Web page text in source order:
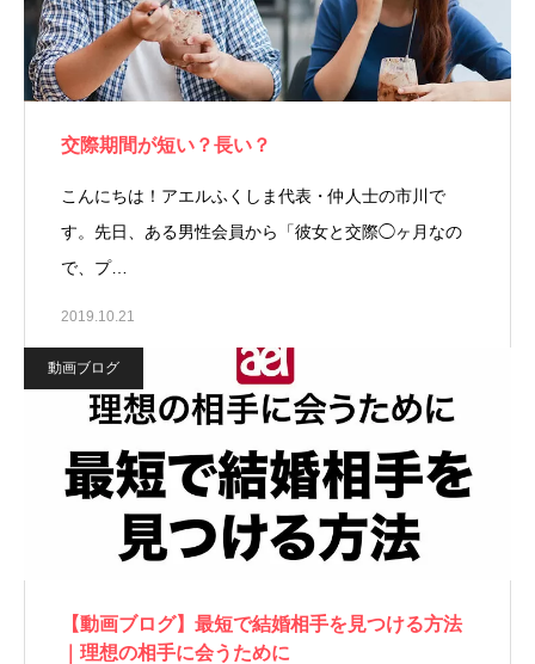
交際期間が短い？長い？
こんにちは！アエルふくしま代表・仲人士の市川で
す。先日、ある男性会員から「彼女と交際◯ヶ月なの
で、プ…
2019.10.21
動画ブログ
【動画ブログ】最短で結婚相手を見つける方法
｜理想の相手に会うために